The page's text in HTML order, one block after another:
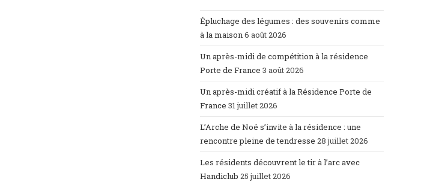
Épluchage des légumes : des souvenirs comme
à la maison6 août 2026
Un après-midi de compétition à la résidence
Porte de France 3 août 2026
Un après-midi créatif à la Résidence Porte de
France 31 juillet 2026
L’Arche de Noé s’invite à la résidence : une
rencontre pleine de tendresse 28 juillet 2026
Les résidents découvrent le tir à l’arc avec
Handiclub 25 juillet 2026